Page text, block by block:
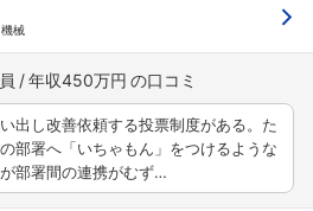
機械
年収450万円
出し改善依頼する投票制度がある。た
部署へ「いちゃもん」をつけるような
部署間の連携がむず…